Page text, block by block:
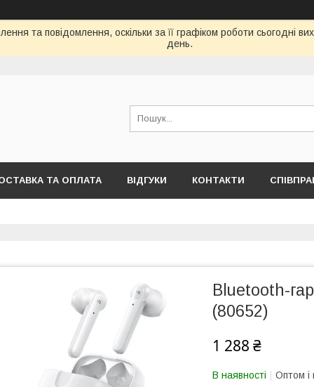
та повідомлення, оскільки за її графіком роботи сьогодні
день.
ТА ОПЛАТА ВІДГУКИ КОНТАКТИ
Bluetooth-
(80652)
1 288 ₴
В наявності Оптом і